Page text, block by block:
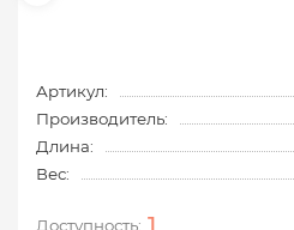
Артикул:
Производитель:
Длина:
Вес: